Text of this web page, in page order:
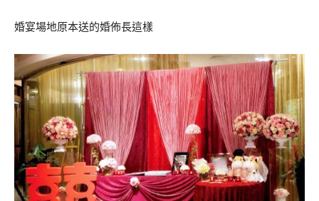
婚宴場地原本送的婚佈長這樣